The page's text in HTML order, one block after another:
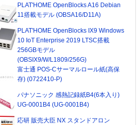
PLAT'HOME OpenBlocks A16 Debian
11搭載モデル (OBSA16/D11A)
PLAT'HOME OpenBlocks IX9 Windows
10 IoT Enterprise 2019 LTSC搭載
256GBモデル
(OBSIX9/W/L1809/256G)
富士通 POS-Cサーマルロール紙(高保
存) (0722410-P)
パナソニック 感熱記録紙B4(6本入り)
UG-0001B4 (UG-0001B4)
応研 販売大臣 NX スタンドアロン